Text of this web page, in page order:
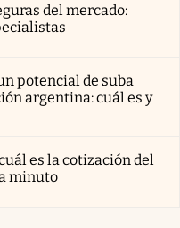
del mercado:
potencial de suba
argentina: cuál es y
es la cotización del
minuto